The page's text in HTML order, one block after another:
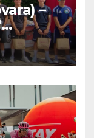
–
al
–